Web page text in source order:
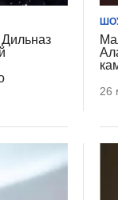
26